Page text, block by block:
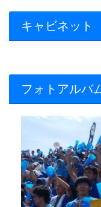
キャビネット
フォトアルバ
Previous